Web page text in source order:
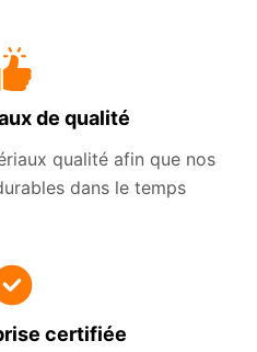
de qualité
qualité afin que nos
dans le temps
certifiée